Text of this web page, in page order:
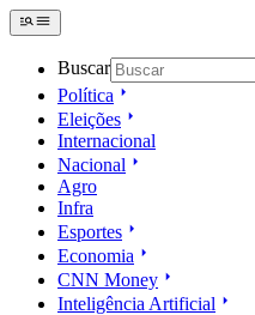
Buscar
Política
Eleições
Internacional
Nacional
Agro
Infra
Esportes
Economia
CNN Money
Inteligência Artificial